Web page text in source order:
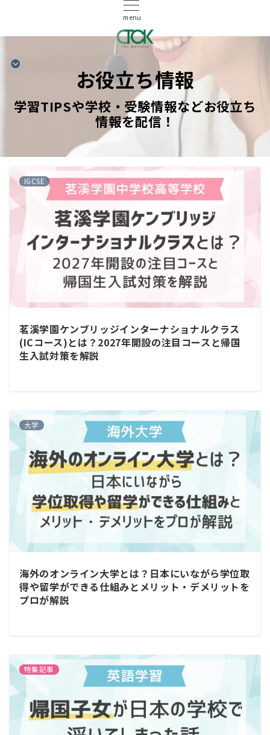
menu
お役立ち情報
学習TIPSや学校・受験情報などお役立ち
情報を配信！
IGCSE
茗溪学園ケンブリッジインターナショナルクラス
(ICコース)とは？2027年開設の注目コースと帰国
生入試対策を解説
大学
海外のオンライン大学とは？日本にいながら学位取
得や留学ができる仕組みとメリット・デメリットを
プロが解説
特集記事